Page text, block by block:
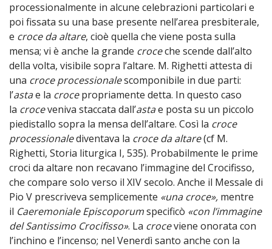
processionalmente in alcune celebrazioni particolari e
poi fissata su una base presente nell’area presbiterale,
e croce da altare, cioè quella che viene posta sulla
mensa; vi è anche la grande croceche scende dall’alto
della volta, visibile sopra l’altare. M. Righetti attesta di
una croce processionalescomponibile in due parti:
l’astae la crocepropriamente detta. In questo caso
la croceveniva staccata dall’astae posta su un piccolo
piedistallo sopra la mensa dell’altare. Così la croce
processionalediventava la croce da altare(cf M.
Righetti, Storia liturgica I, 535). Probabilmente le prime
croci da altare non recavano l’immagine del Crocifisso,
che compare solo verso il XIV secolo. Anche il Messale di
Pio V prescriveva semplicemente «una croce», mentre
il Caeremoniale Episcoporumspecificò «con l’immagine
del Santissimo Crocifisso». La croceviene onorata con
l’inchino e l’incenso; nel Venerdì santo anche con la